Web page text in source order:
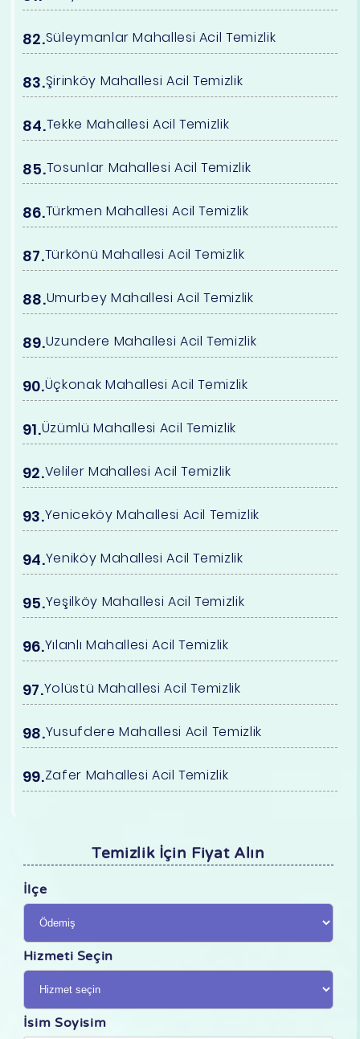
Süleymanlar Mahallesi Acil Temizlik
Şirinköy Mahallesi Acil Temizlik
Tekke Mahallesi Acil Temizlik
Tosunlar Mahallesi Acil Temizlik
Türkmen Mahallesi Acil Temizlik
Türkönü Mahallesi Acil Temizlik
Umurbey Mahallesi Acil Temizlik
Uzundere Mahallesi Acil Temizlik
Üçkonak Mahallesi Acil Temizlik
Üzümlü Mahallesi Acil Temizlik
Veliler Mahallesi Acil Temizlik
Yeniceköy Mahallesi Acil Temizlik
Yeniköy Mahallesi Acil Temizlik
Yeşilköy Mahallesi Acil Temizlik
Yılanlı Mahallesi Acil Temizlik
Yolüstü Mahallesi Acil Temizlik
Yusufdere Mahallesi Acil Temizlik
Zafer Mahallesi Acil Temizlik
Temizlik İçin Fiyat Alın
İlçe
Hizmeti Seçin
İsim Soyisim